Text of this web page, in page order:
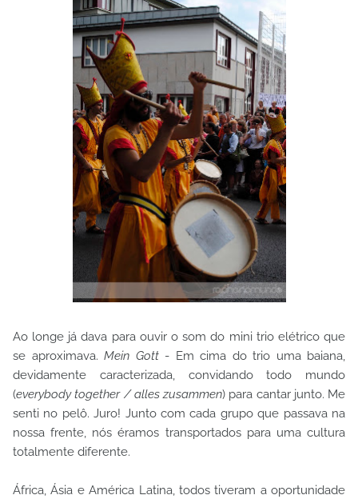
Ao longe já dava para ouvir o som do mini trio elétrico que
se aproximava. Mein Gott- Em cima do trio uma baiana,
devidamente caracterizada, convidando todo mundo
(everybody together / alles zusammen) para cantar junto. Me
senti no pelô. Juro! Junto com cada grupo que passava na
nossa frente, nós éramos transportados para uma cultura
totalmente diferente.
África, Ásia e América Latina, todos tiveram a oportunidade